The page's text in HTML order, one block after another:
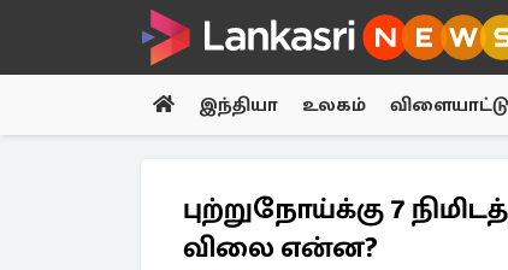
இந்தியா உலகம் விளையாட்டு
புற்றுநோய்க்கு 7
விலை என்ன?